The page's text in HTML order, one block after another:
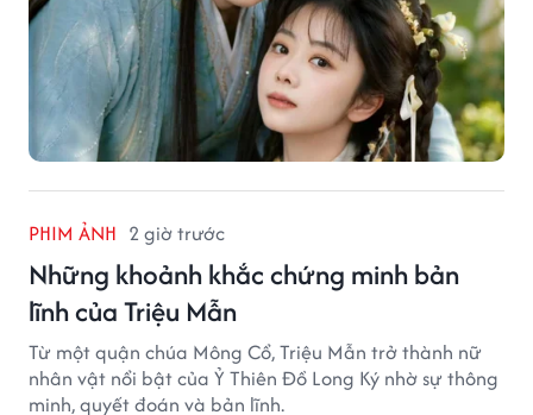
PHIM ẢNH 2 giờ trước
Những khoảnh khắc chứng minh bản
lĩnh của Triệu Mẫn
Từ một quận chúa Mông Cổ, Triệu Mẫn trở thành nữ
nhân vật nổi bật của Ỷ Thiên Đồ Long Ký nhờ sự thông
minh, quyết đoán và bản lĩnh.